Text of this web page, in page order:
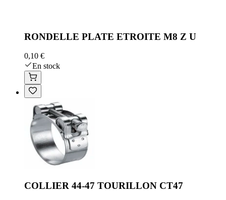
RONDELLE PLATE ETROITE M8 Z U
0,10 €
En stock
COLLIER 44-47 TOURILLON CT47